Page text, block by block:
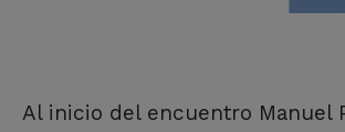
Al inicio del encuentro Manuel